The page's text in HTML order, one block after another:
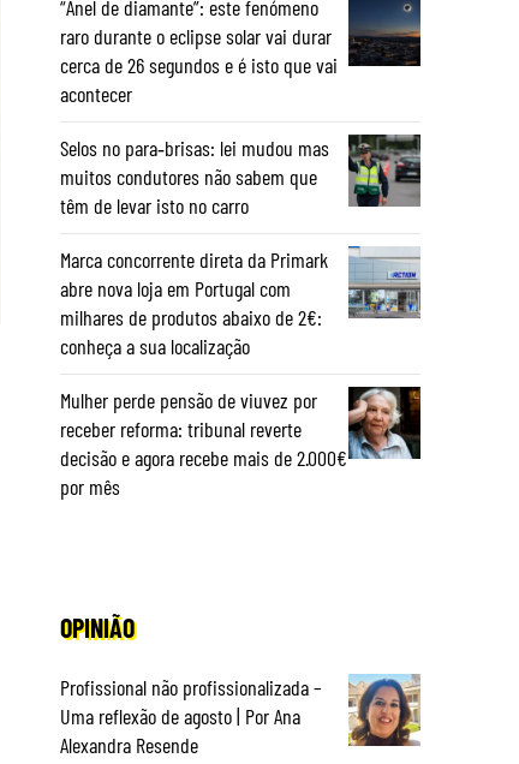
“Anel de diamante”: este fenómeno
raro durante o eclipse solar vai durar
cerca de 26 segundos e é isto que vai
acontecer
Selos no para‑brisas: lei mudou mas
muitos condutores não sabem que
têm de levar isto no carro
Marca concorrente direta da Primark
abre nova loja em Portugal com
milhares de produtos abaixo de 2€:
conheça a sua localização
Mulher perde pensão de viuvez por
receber reforma: tribunal reverte
decisão e agora recebe mais de 2.000€
por mês
OPINIÃO
Profissional não profissionalizada –
Uma reflexão de agosto | Por Ana
Alexandra Resende